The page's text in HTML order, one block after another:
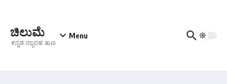
ಚಿಲುಮೆ
ಕನ್ನಡ ನಲ್ಬರಹ ತಾಣ
Menu